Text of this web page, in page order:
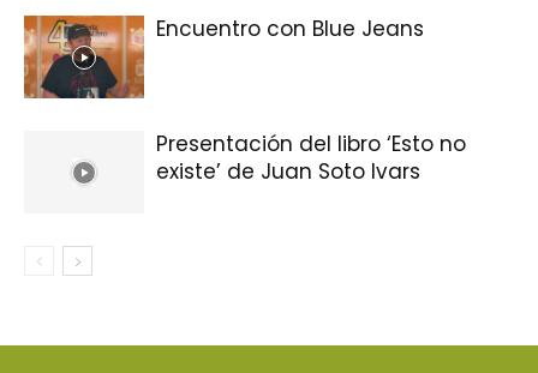
Encuentro con Blue Jeans
Presentación del libro ‘Esto no
existe’ de Juan Soto Ivars